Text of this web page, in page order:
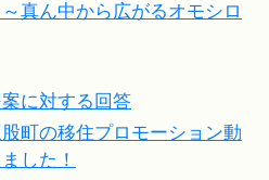
ん中から広がるオモシロ
に対する回答
町の移住プロモーション動
した！